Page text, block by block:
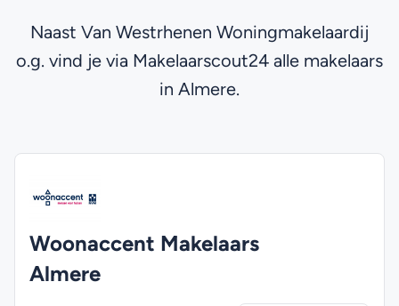
Naast Van Westrhenen Woningmakelaardij
o.g. vind je via Makelaarscout24 alle makelaars
in Almere.
Woonaccent Makelaars
Almere